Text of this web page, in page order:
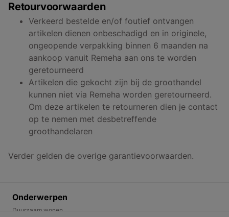
Retourvoorwaarden
Verkeerd bestelde en/of foutief ontvangen
artikelen dienen onbeschadigd en in originele,
ongeopende verpakking binnen 6 maanden na
aankoop vanuit Remeha aan ons te worden
geretourneerd
Artikelen die gekocht zijn bij de groothandel
kunnen niet via Remeha worden geretourneerd.
Om deze artikelen te retourneren dien je contact
op te nemen met desbetreffende
groothandelaren
Verder gelden de overige garantievoorwaarden.
Onderwerpen
Duurzaam wonen